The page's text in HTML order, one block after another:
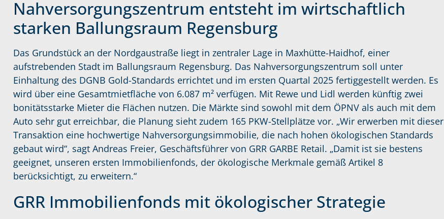
Nahversorgungszentrum entsteht im wirtschaftlich
starken Ballungsraum Regensburg
Das Grundstück an der Nordgaustraße liegt in zentraler Lage in Maxhütte-Haidhof, einer
aufstrebenden Stadt im Ballungsraum Regensburg. Das Nahversorgungszentrum soll unter
Einhaltung des DGNB Gold-Standards errichtet und im ersten Quartal 2025 fertiggestellt werden. Es
wird über eine Gesamtmietfläche von 6.087 m² verfügen. Mit Rewe und Lidl werden künftig zwei
bonitätsstarke Mieter die Flächen nutzen. Die Märkte sind sowohl mit dem ÖPNV als auch mit dem
Auto sehr gut erreichbar, die Planung sieht zudem 165 PKW-Stellplätze vor. „Wir erwerben mit dieser
Transaktion eine hochwertige Nahversorgungsimmobilie, die nach hohen ökologischen Standards
gebaut wird“, sagt Andreas Freier, Geschäftsführer von GRR GARBE Retail. „Damit ist sie bestens
geeignet, unseren ersten Immobilienfonds, der ökologische Merkmale gemäß Artikel 8
berücksichtigt, zu erweitern.“
GRR Immobilienfonds mit ökologischer Strategie